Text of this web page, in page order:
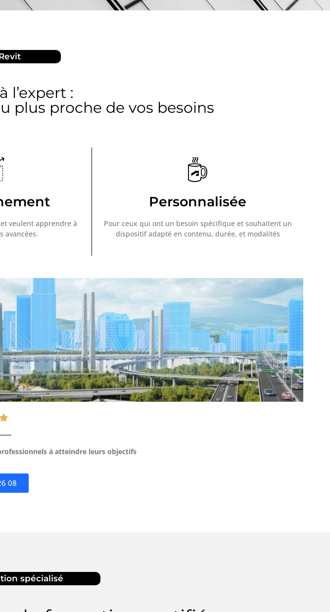
l’expert :
plus proche de vos besoins
veulent apprendre à
avancées.
Personnalisée
Pour ceux qui ont un besoin spécifique et souhaitent un
dispositif adapté en contenu, durée, et modalités
à atteindre leurs objectifs
08
spécialisé